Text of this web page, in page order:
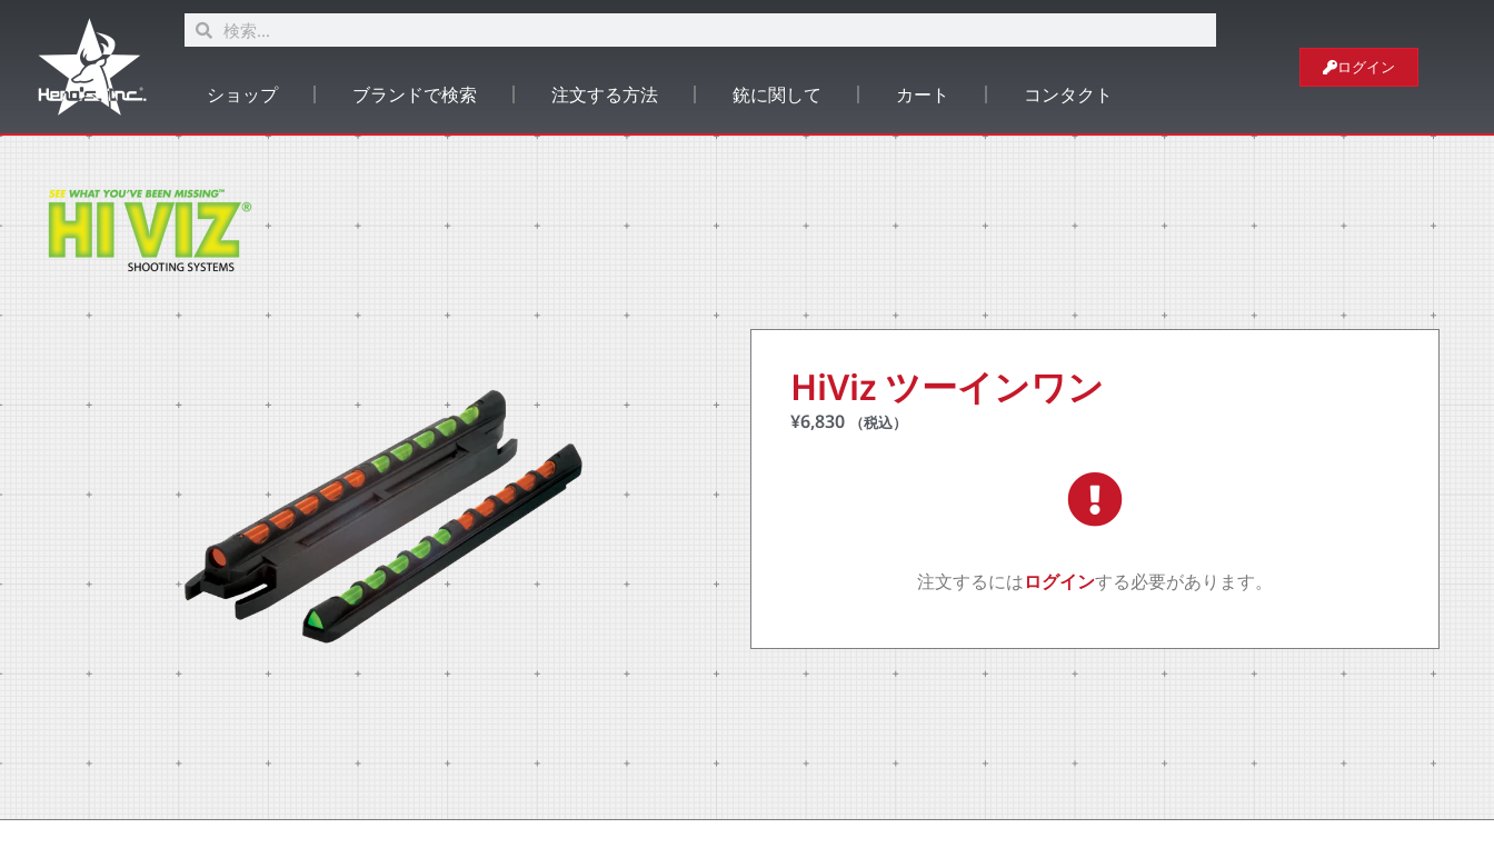
ショップ ブランドで検索 注文する方法 銃に関して カート コンタクト
ログイン
HiViz ツーインワン
¥6,830 （税込）
注文するにはログインする必要があります。